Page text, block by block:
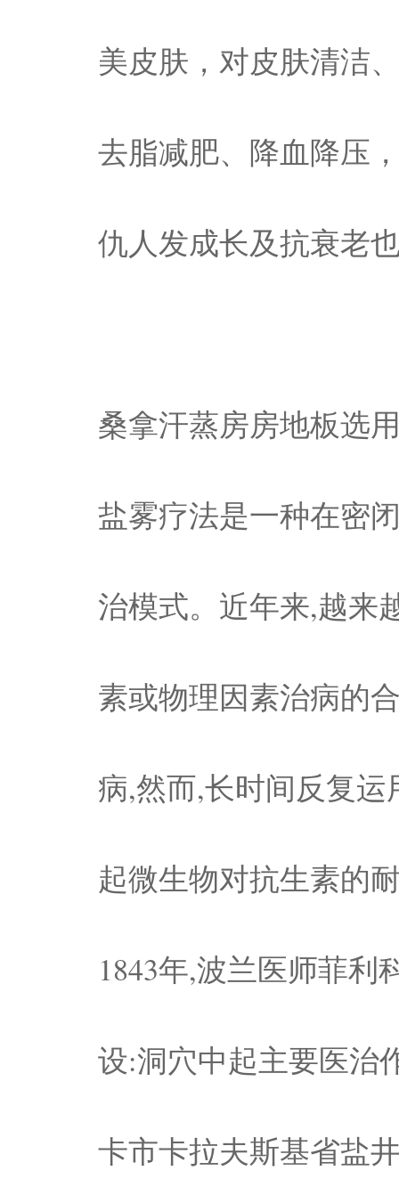
美皮肤，对皮肤清洁
去脂减肥、降血降压
仇人发成长及抗衰老
桑拿汗蒸房房地板选
盐雾疗法是一种在密
治模式。近年来,越来
素或物理因素治病的
病,然而,长时间反复
起微生物对抗生素的
1843年,波兰医师菲利
设:洞穴中起主要医治
卡市卡拉夫斯基省盐